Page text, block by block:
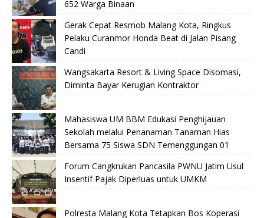
652 Warga Binaan
Gerak Cepat Resmob Malang Kota, Ringkus
Pelaku Curanmor Honda Beat di Jalan Pisang
Candi
Wangsakarta Resort & Living Space Disomasi,
Diminta Bayar Kerugian Kontraktor
Mahasiswa UM BBM Edukasi Penghijauan
Sekolah melalui Penanaman Tanaman Hias
Bersama 75 Siswa SDN Temenggungan 01
Forum Cangkrukan Pancasila PWNU Jatim Usul
Insentif Pajak Diperluas untuk UMKM
Polresta Malang Kota Tetapkan Bos Koperasi